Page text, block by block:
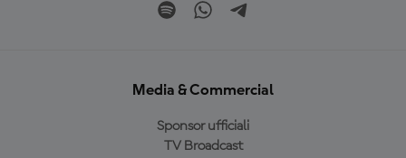
Media & Commercial
Sponsor ufficiali
TV Broadcast